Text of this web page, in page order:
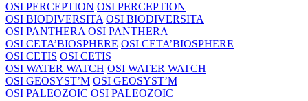
OSI PERCEPTION OSI PERCEPTION
OSI BIODIVERSITA OSI BIODIVERSITA
OSI PANTHERA OSI PANTHERA
OSI CETA’BIOSPHERE OSI CETA’BIOSPHERE
OSI CETIS OSI CETIS
OSI WATER WATCH OSI WATER WATCH
OSI GEOSYST’M OSI GEOSYST’M
OSI PALEOZOIC OSI PALEOZOIC